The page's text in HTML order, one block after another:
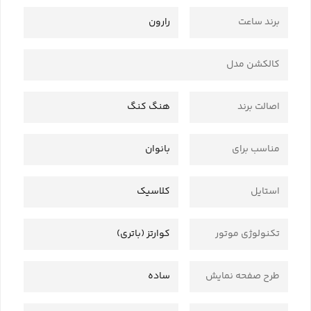
برند ساعت رارون
کالکشن مدل
اصالت برند هنگ کنگ
مناسب برای بانوان
استایل کلاسیک
تکنولوژی موتور کوارتز (باتری)
طرح صفحه نمایش ساده